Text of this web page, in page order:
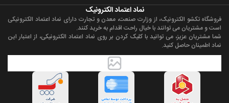
نماد اعتماد الکترونیک
فروشگاه تکشو الکترونیک، از وزارت صنعت، معدن و تجارت دارای نماد اعتماد الکترونیکی
است و مشتریان می توانند با خیال راحت اقدام به خرید کنند.
شما مشتریان عزیز، می توانید با کلیک کردن بر روی نماد اعتماد الکترونیکی، از اعتبار این
نماد اطمینان حاصل کنید.